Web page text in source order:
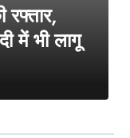
रफ्तार,
में भी लागू